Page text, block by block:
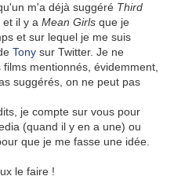
m'a déjà suggéré Third
et il y a Mean Girls que je
et sur lequel je me suis
Tony sur Twitter. Je ne
mentionnés, évidemment,
suggérés, on ne peut pas
je compte sur vous pour
(quand il y en a une) ou
que je me fasse une idée.
le faire !